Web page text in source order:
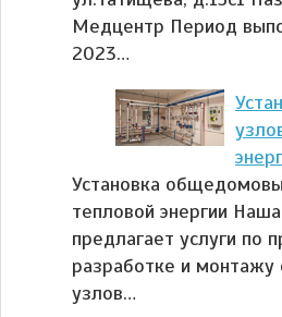
Медцентр Период
2023…
Установка
тепловой энергии
предлагает услуги по
разработке и
узлов…